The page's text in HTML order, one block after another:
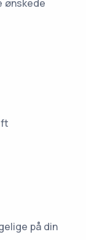
ønskede
på din